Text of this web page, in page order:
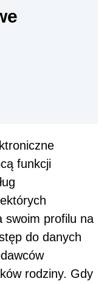
funkcji
swoim profilu na
do danych
rodziny. Gdy